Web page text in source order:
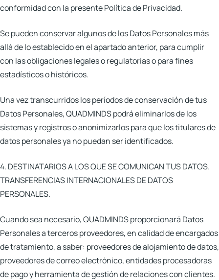
conformidad con la presente Política de Privacidad.
Se pueden conservar algunos de los Datos Personales más
allá de lo establecido en el apartado anterior, para cumplir
con las obligaciones legales o regulatorias o para fines
estadísticos o históricos.
Una vez transcurridos los períodos de conservación de tus
Datos Personales, QUADMINDS podrá eliminarlos de los
sistemas y registros o anonimizarlos para que los titulares de
datos personales ya no puedan ser identificados.
4. DESTINATARIOS A LOS QUE SE COMUNICAN TUS DATOS.
TRANSFERENCIAS INTERNACIONALES DE DATOS
PERSONALES.
Cuando sea necesario, QUADMINDS proporcionará Datos
Personales a terceros proveedores, en calidad de encargados
de tratamiento, a saber: proveedores de alojamiento de datos,
proveedores de correo electrónico, entidades procesadoras
de pago y herramienta de gestión de relaciones con clientes.